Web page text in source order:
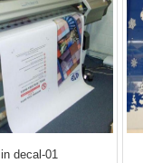
in decal-01